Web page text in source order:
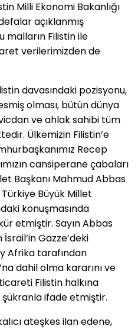
Milli Ekonomi Bakanlığı
açıklanmış
malların Filistin ile
verilerimizden de
davasındaki pozisyonu,
olması, bütün dünya
ve ahlak sahibi tüm
Ülkemizin Filistin’e
Recep
cansiperane çabaları
Başkanı Mahmud Abbas
Büyük Millet
konuşmasında
etmiştir. Sayın Abbas
Gazze’deki
Afrika tarafından
dahil olma kararını ve
Filistin halkına
ifade etmiştir.
ateşkes ilan edene,